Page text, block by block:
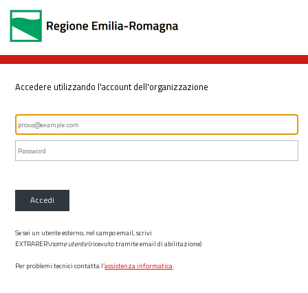
Accedere utilizzando l'account dell'organizzazione
Accedi
Se sei un utente esterno, nel campo email, scrivi
EXTRARER\nome utente(ricevuto tramite email di abilitazione)
Per problemi tecnici contatta l’assistenza informatica.